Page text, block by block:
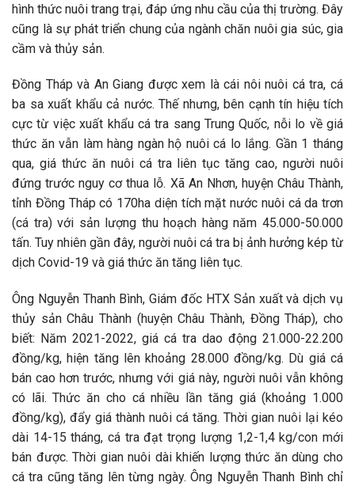
hình thức nuôi trang trại, đáp ứng nhu cầu của thị trường. Đây
cũng là sự phát triển chung của ngành chăn nuôi gia súc, gia
cầm và thủy sản.
Đồng Tháp và An Giang được xem là cái nôi nuôi cá tra, cá
ba sa xuất khẩu cả nước. Thế nhưng, bên cạnh tín hiệu tích
cực từ việc xuất khẩu cá tra sang Trung Quốc, nỗi lo về giá
thức ăn vẫn làm hàng ngàn hộ nuôi cá lo lắng. Gần 1 tháng
qua, giá thức ăn nuôi cá tra liên tục tăng cao, người nuôi
đứng trước nguy cơ thua lỗ. Xã An Nhơn, huyện Châu Thành,
tỉnh Đồng Tháp có 170ha diện tích mặt nước nuôi cá da trơn
(cá tra) với sản lượng thu hoạch hàng năm 45.000-50.000
tấn. Tuy nhiên gần đây, người nuôi cá tra bị ảnh hưởng kép từ
dịch Covid-19 và giá thức ăn tăng liên tục.
Ông Nguyễn Thanh Bình, Giám đốc HTX Sản xuất và dịch vụ
thủy sản Châu Thành (huyện Châu Thành, Đồng Tháp), cho
biết: Năm 2021-2022, giá cá tra dao động 21.000-22.200
đồng/kg, hiện tăng lên khoảng 28.000 đồng/kg. Dù giá cá
bán cao hơn trước, nhưng với giá này, người nuôi vẫn không
có lãi. Thức ăn cho cá nhiều lần tăng giá (khoảng 1.000
đồng/kg), đẩy giá thành nuôi cá tăng. Thời gian nuôi lại kéo
dài 14-15 tháng, cá tra đạt trọng lượng 1,2-1,4 kg/con mới
bán được. Thời gian nuôi dài khiến lượng thức ăn dùng cho
cá tra cũng tăng lên từng ngày. Ông Nguyễn Thanh Bình chỉ